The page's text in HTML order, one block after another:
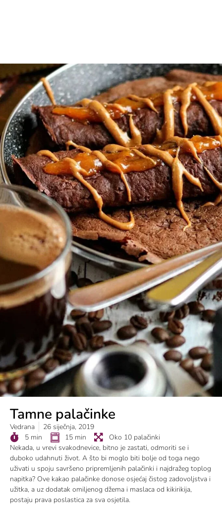
Tamne palačinke
Vedrana
26 siječnja, 2019
5 min
15 min
Oko 10 palačinki
Nekada, u vrevi svakodnevice, bitno je zastati, odmoriti se i
duboko udahnuti život. A što bi moglo biti bolje od toga nego
uživati u spoju savršeno pripremljenih palačinki i najdražeg toplog
napitka? Ove kakao palačinke donose osjećaj čistog zadovoljstva i
užitka, a uz dodatak omiljenog džema i maslaca od kikirikija,
postaju prava poslastica za sva osjetila.